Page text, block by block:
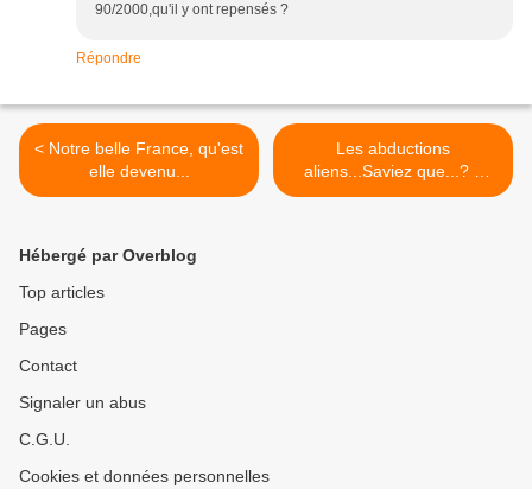
90/2000,qu'il y ont repensés ?
Répondre
< Notre belle France, qu'est
elle devenu...
Les abductions
aliens...Saviez que...? +
SOS Humanité... >
Hébergé par Overblog
Top articles
Pages
Contact
Signaler un abus
C.G.U.
Cookies et données personnelles